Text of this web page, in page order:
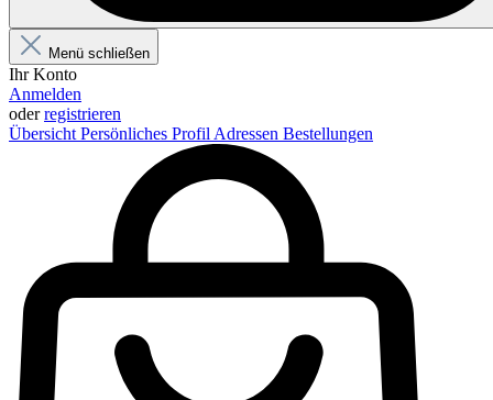
Menü schließen
Ihr Konto
Anmelden
oderregistrieren
Übersicht Persönliches Profil Adressen Bestellungen